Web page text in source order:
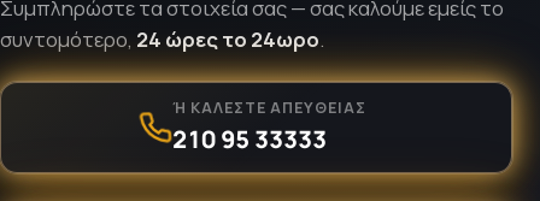
Συμπληρώστε τα στοιχεία σας — σας καλούμε εμείς το
συντομότερο, 24 ώρες το 24ωρο.
Ή ΚΑΛΈΣΤΕ ΑΠΕΥΘΕΊΑΣ
210 95 33333